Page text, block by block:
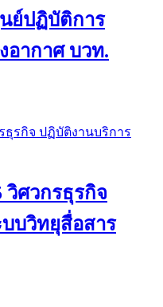
ย์ปฏิบัติการ
อากาศ บวท.
วิศวกรธุรกิจ
บวิทยุสื่อสาร